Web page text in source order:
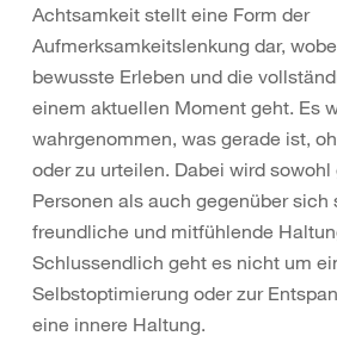
Achtsamkeit stellt eine Form der
Aufmerksamkeitslenkung dar,
bewusste Erleben und die
einem aktuellen Moment geht. Es
wahrgenommen, was gerade ist,
oder zu urteilen. Dabei wird
Personen als auch gegenüber sich
freundliche und mitfühlende
Schlussendlich geht es nicht um
Selbstoptimierung oder zur
eine innere Haltung.